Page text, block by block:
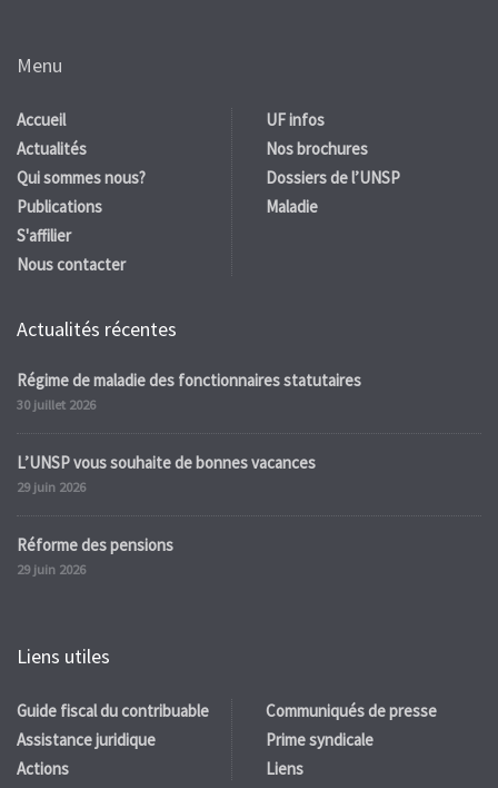
Menu
Accueil
Actualités
Qui sommes nous?
Publications
S'affilier
Nous contacter
UF infos
Nos brochures
Dossiers de l’UNSP
Maladie
Actualités récentes
Régime de maladie des fonctionnaires statutaires
30 juillet 2026
L’UNSP vous souhaite de bonnes vacances
29 juin 2026
Réforme des pensions
29 juin 2026
Liens utiles
Guide fiscal du contribuable
Assistance juridique
Actions
Communiqués de presse
Prime syndicale
Liens